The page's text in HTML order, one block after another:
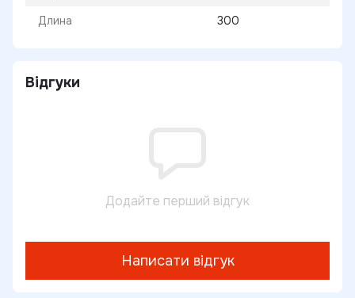
Длина 300
Відгуки
Додайте перший відгук
Написати відгук